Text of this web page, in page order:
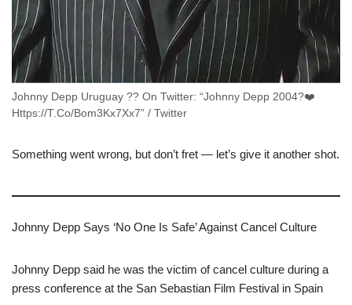
Johnny Depp Uruguay ?? On Twitter: “Johnny Depp 2004?❤️
Https://T.Co/Bom3Kx7Xx7” / Twitter
Something went wrong, but don’t fret — let’s give it another shot.
Johnny Depp Says ‘No One Is Safe’ Against Cancel Culture
Johnny Depp said he was the victim of cancel culture during a
press conference at the San Sebastian Film Festival in Spain